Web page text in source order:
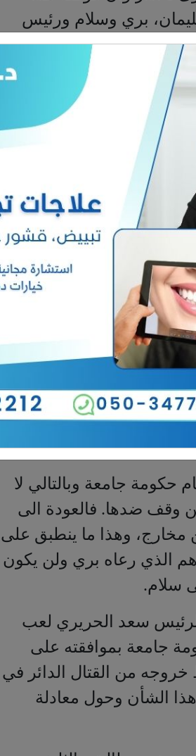
الأجواء التي يمر فيها
الحكومة وردود الفعل
وفق أوساط الحزب
النيابي لجهة عدم سحب
إيجاباً على «تيار
الذي سيضطر للتضامن مع
لمطلبه الذي يتعارض مع
والمداورة في صلبه، خصوصاً
شن أي هجوم على سلام
رعاها بري وحظيت بموافقة
حكومة جامعة وبالتالي لا
وقف ضدها. فالعودة الى
مخارج، وهذا ما ينطبق على
الذي رعاه بري ولن يكون
سلام.
سعد الحريري لعب
جامعة بموافقته على
من القتال الدائر في
الشأن وحول معادلة
عن مطالبته بالثلث
واستمهل لإقناع حليفه
برد فعل على إعلان